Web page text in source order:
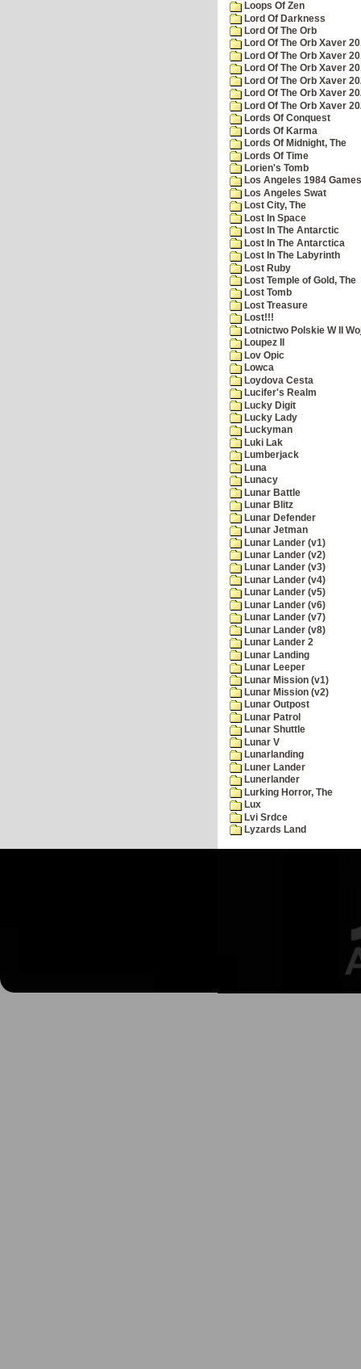
Loops Of Zen
Lord Of Darkness
Lord Of The Orb
Lord Of The Orb Xaver
Lord Of The Orb Xaver
Lord Of The Orb Xaver
Lord Of The Orb Xaver
Lord Of The Orb Xaver
Lord Of The Orb Xaver
Lords Of Conquest
Lords Of Karma
Lords Of Midnight, The
Lords Of Time
Lorien's Tomb
Los Angeles 1984 Games
Los Angeles Swat
Lost City, The
Lost In Space
Lost In The Antarctic
Lost In The Antarctica
Lost In The Labyrinth
Lost Ruby
Lost Temple of Gold, The
Lost Tomb
Lost Treasure
Lost!!!
Lotnictwo Polskie W II
Loupez II
Lov Opic
Lowca
Loydova Cesta
Lucifer's Realm
Lucky Digit
Lucky Lady
Luckyman
Luki Lak
Lumberjack
Luna
Lunacy
Lunar Battle
Lunar Blitz
Lunar Defender
Lunar Jetman
Lunar Lander (v1)
Lunar Lander (v2)
Lunar Lander (v3)
Lunar Lander (v4)
Lunar Lander (v5)
Lunar Lander (v6)
Lunar Lander (v7)
Lunar Lander (v8)
Lunar Lander 2
Lunar Landing
Lunar Leeper
Lunar Mission (v1)
Lunar Mission (v2)
Lunar Outpost
Lunar Patrol
Lunar Shuttle
Lunar V
Lunarlanding
Luner Lander
Lunerlander
Lurking Horror, The
Lux
Lvi Srdce
Lyzards Land